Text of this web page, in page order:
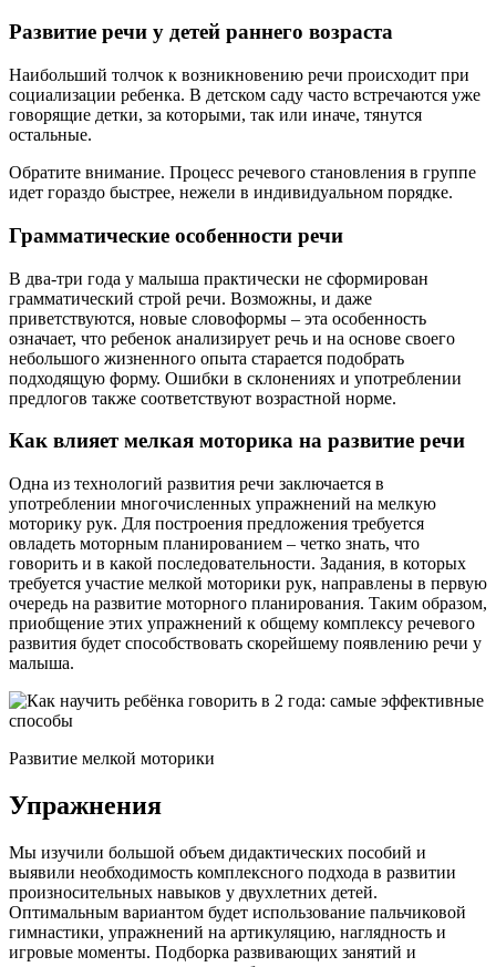
Развитие речи у детей раннего возраста
Наибольший толчок к возникновению речи происходит при
социализации ребенка. В детском саду часто встречаются уже
говорящие детки, за которыми, так или иначе, тянутся
остальные.
Обратите внимание. Процесс речевого становления в группе
идет гораздо быстрее, нежели в индивидуальном порядке.
Грамматические особенности речи
В два-три года у малыша практически не сформирован
грамматический строй речи. Возможны, и даже
приветствуются, новые словоформы – эта особенность
означает, что ребенок анализирует речь и на основе своего
небольшого жизненного опыта старается подобрать
подходящую форму. Ошибки в склонениях и употреблении
предлогов также соответствуют возрастной норме.
Как влияет мелкая моторика на развитие речи
Одна из технологий развития речи заключается в
употреблении многочисленных упражнений на мелкую
моторику рук. Для построения предложения требуется
овладеть моторным планированием – четко знать, что
говорить и в какой последовательности. Задания, в которых
требуется участие мелкой моторики рук, направлены в первую
очередь на развитие моторного планирования. Таким образом,
приобщение этих упражнений к общему комплексу речевого
развития будет способствовать скорейшему появлению речи у
малыша.
Развитие мелкой моторики
Упражнения
Мы изучили большой объем дидактических пособий и
выявили необходимость комплексного подхода в развитии
произносительных навыков у двухлетних детей.
Оптимальным вариантом будет использование пальчиковой
гимнастики, упражнений на артикуляцию, наглядность и
игровые моменты. Подборка развивающих занятий и